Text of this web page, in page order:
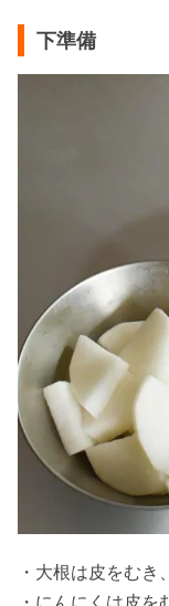
下準備
・大根は皮をむ
・にんにくは皮